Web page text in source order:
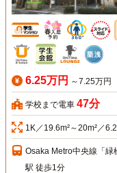
6.25万円 ～7.25万円
学校まで電車 47分
1K／19.6m²～20m²／
Osaka Metro中央線「緑
駅 徒歩1分